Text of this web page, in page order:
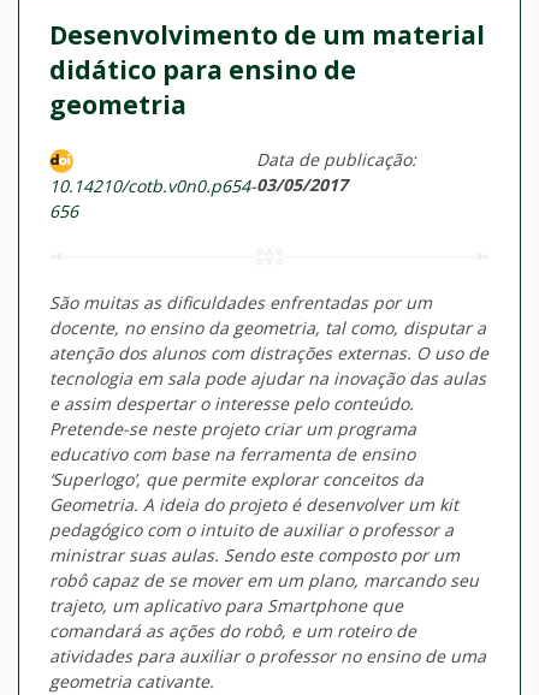
Desenvolvimento de um material
didático para ensino de
geometria
10.14210/cotb.v0n0.p654-
656
Data de publicação:
03/05/2017
São muitas as dificuldades enfrentadas por um
docente, no ensino da geometria, tal como, disputar a
atenção dos alunos com distrações externas. O uso de
tecnologia em sala pode ajudar na inovação das aulas
e assim despertar o interesse pelo conteúdo.
Pretende-se neste projeto criar um programa
educativo com base na ferramenta de ensino
‘Superlogo’, que permite explorar conceitos da
Geometria. A ideia do projeto é desenvolver um kit
pedagógico com o intuito de auxiliar o professor a
ministrar suas aulas. Sendo este composto por um
robô capaz de se mover em um plano, marcando seu
trajeto, um aplicativo para Smartphone que
comandará as ações do robô, e um roteiro de
atividades para auxiliar o professor no ensino de uma
geometria cativante.